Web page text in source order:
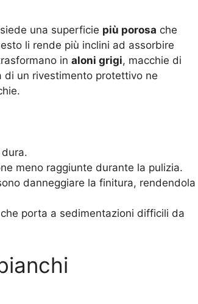
una superficie più porosa che
li rende più inclini ad assorbire
in aloni grigi, macchie di
di un rivestimento protettivo ne
.
meno raggiunte durante la pulizia.
danneggiare la finitura, rendendola
porta a sedimentazioni difficili da